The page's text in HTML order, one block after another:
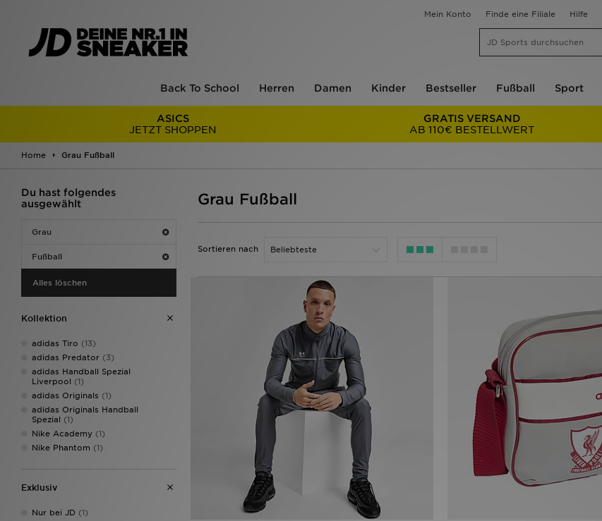
Mein Konto Finde eine Filiale Hilfe
Back To School Herren Damen Kinder Bestseller Fußball Sport
ASICS
JETZT SHOPPEN
GRATIS VERSAND
AB 110€ BESTELLWERT
Home Grau Fußball
Du hast folgendes
ausgewählt
Grau
Fußball
Alles löschen
Kollektion
adidas Tiro (13)
adidas Predator (3)
adidas Handball Spezial
Liverpool (1)
adidas Originals (1)
adidas Originals Handball
Spezial (1)
Nike Academy (1)
Nike Phantom (1)
Exklusiv
Nur bei JD (1)
Grau Fußball
Sortieren nach